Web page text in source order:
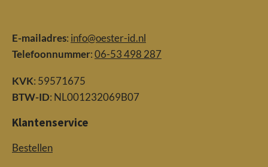
E-mailadres: info@oester-id.nl
Telefoonnummer:06-53 498 287
KVK: 59571675
BTW-ID: NL001232069B07
Klantenservice
Bestellen